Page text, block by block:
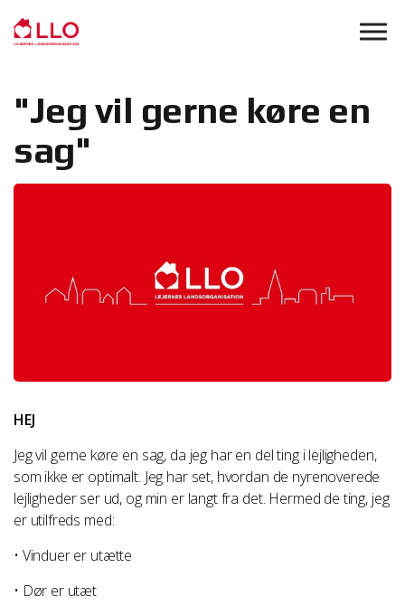
"Jeg vil gerne køre en
sag"
HEJ
Jeg vil gerne køre en sag, da jeg har en del ting i lejligheden,
som ikke er optimalt. Jeg har set, hvordan de nyrenoverede
lejligheder ser ud, og min er langt fra det. Hermed de ting, jeg
er utilfreds med:
• Vinduer er utætte
• Dør er utæt